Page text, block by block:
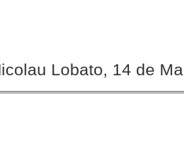
Lobato, 14 de